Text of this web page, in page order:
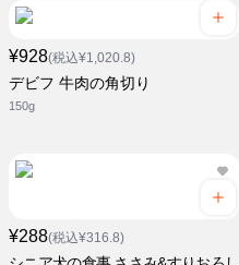
¥928(税込¥1,020.8)
デビフ 牛肉の角切り
150g
¥288(税込¥316.8)